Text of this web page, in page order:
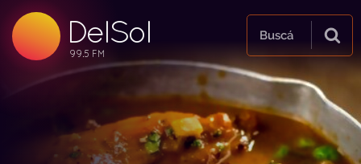
DelSol
99.5 FM
99.5 FM
99.5 FM
Buscá